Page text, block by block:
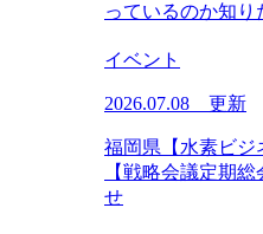
っているのか知り
イベント
2026.07.08 更新
福岡県【水素ビジ
【戦略会議定期
せ